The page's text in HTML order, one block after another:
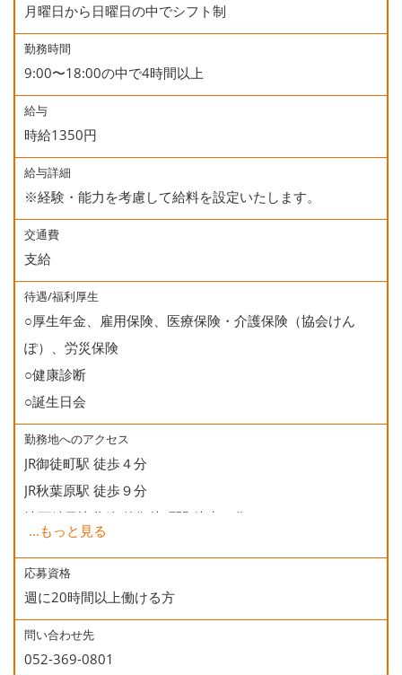
月曜日から日曜日の中でシフト制
勤務時間
9:00〜18:00の中で4時間以上
給与
時給1350円
給与詳細
※経験・能力を考慮して給料を設定いたします。
交通費
支給
待遇/福利厚生
○厚生年金、雇用保険、医療保険・介護保険（協会けん
ぽ）、労災保険
○健康診断
○誕生日会
勤務地へのアクセス
JR御徒町駅 徒歩４分
JR秋葉原駅 徒歩９分
地下鉄日比谷線 仲御徒町駅 徒歩２分
地下鉄銀座線 末広町駅 徒歩５分
地下鉄大江戸線 上野御徒町駅 徒歩５分
...もっと見る
応募資格
週に20時間以上働ける方
問い合わせ先
052-369-0801